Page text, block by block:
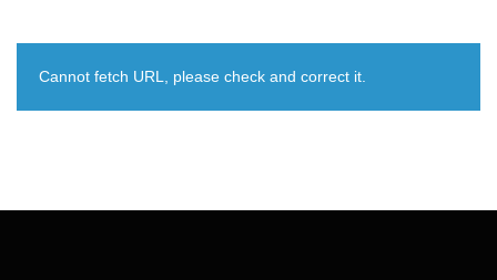
Cannot fetch URL, please check and correct it.